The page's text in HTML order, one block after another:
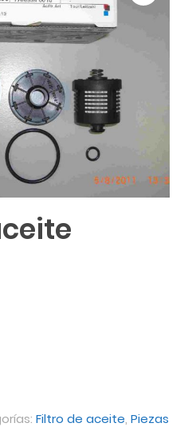
Filtro de aceite, Piezas